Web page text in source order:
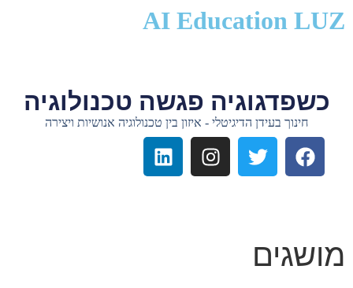
AI Education LUZ
כשפדגוגיה פגשה טכנולוגיה
חינוך בעידן הדיגיטלי - איזון בין טכנולוגיה אנושיות ויצירה
מושגים